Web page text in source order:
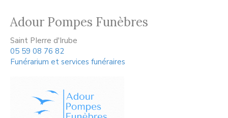
Adour Pompes Funèbres
Saint PIerre d'Irube
05 59 08 76 82
Funérarium et services funéraires